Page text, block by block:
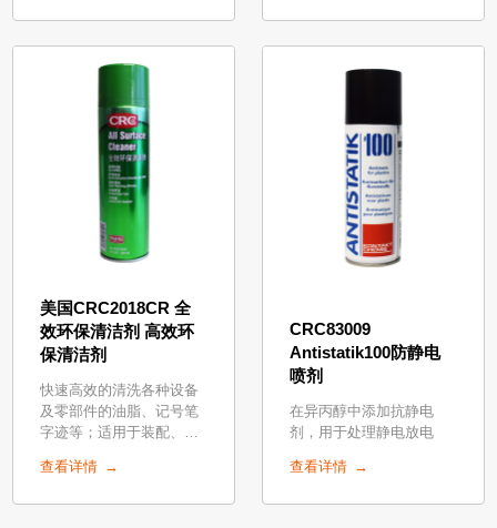
美国CRC2018CR 全
效环保清洁剂 高效环
保清洁剂
快速高效的清洗各种设备
及零部件的油脂、记号笔
字迹等；适用于装配、表
种工艺前的清洗。快速挥
查看详情
CRC83009
Antistatik100防静电
喷剂
在异丙醇中添加抗静电
剂，用于处理静电放电
查看详情